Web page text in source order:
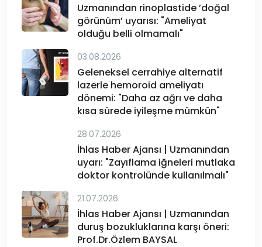
Uzmanından rinoplastide ’doğal
görünüm’ uyarısı: "Ameliyat
olduğu belli olmamalı"
03.08.2026
Geleneksel cerrahiye alternatif
lazerle hemoroid ameliyatı
dönemi: "Daha az ağrı ve daha
kısa sürede iyileşme mümkün"
28.07.2026
İhlas Haber Ajansı | Uzmanından
uyarı: "Zayıflama iğneleri mutlaka
doktor kontrolünde kullanılmalı"
21.07.2026
İhlas Haber Ajansı | Uzmanından
duruş bozukluklarına karşı öneri:
Prof.Dr.Özlem BAYSAL